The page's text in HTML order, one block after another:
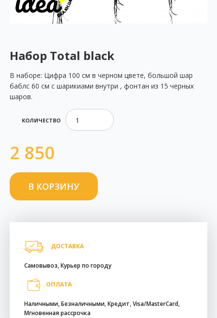
Набор Total black
В наборе: Цифра 100 см в черном цвете, большой шар
баблс 60 см с шарикиами внутри , фонтан из 15 черных
шаров.
КОЛИЧЕСТВО
2 850
ДОСТАВКА
Самовывоз, Курьер по городу
ОПЛАТА
Наличными, Безналичными, Кредит, Visa/MasterCard,
Мгновенная рассрочка